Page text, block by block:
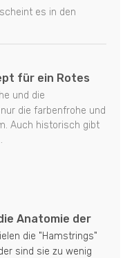
es in den
für ein Rotes
und die
die farbenfrohe und
Auch historisch gibt
Anatomie der
die "Hamstrings"
sind sie zu wenig